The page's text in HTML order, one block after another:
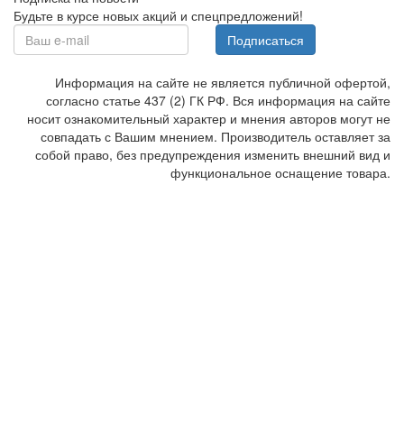
Будьте в курсе новых акций и спецпредложений!
Подписаться
Информация на сайте не является публичной офертой,
согласно статье 437 (2) ГК РФ. Вся информация на сайте
носит ознакомительный характер и мнения авторов могут не
совпадать с Вашим мнением. Производитель оставляет за
собой право, без предупреждения изменить внешний вид и
функциональное оснащение товара.